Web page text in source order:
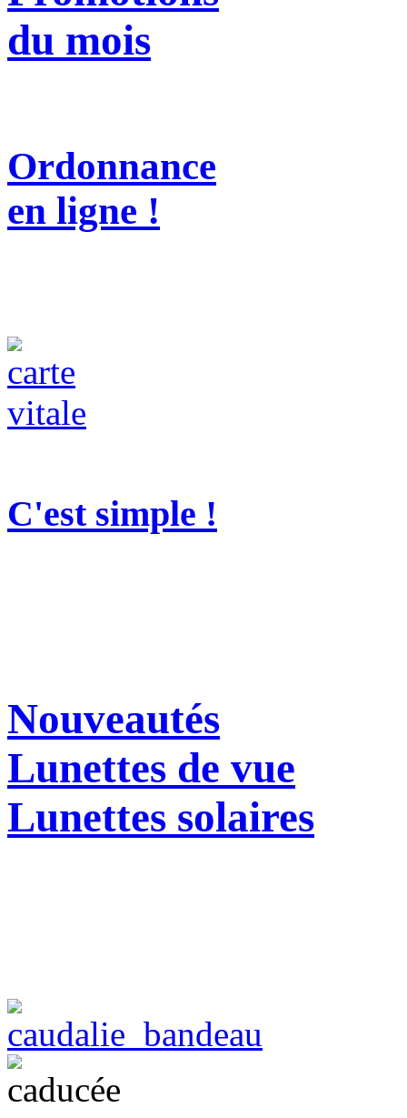
du mois
Ordonnance
en ligne !
C'est simple !
Nouveautés
Lunettes de vue
Lunettes solaires